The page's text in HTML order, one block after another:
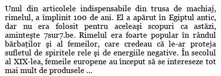
Unul din articolele indispensabile din trusa de machiaj,
rimelul, a împlinit 100 de ani. El a apărut în Egiptul antic,
dar nu era folosit pentru aceleaşi scopuri ca astăzi,
aminteşte 7sur7.be. Rimelul era foarte popular în rândul
bărbaţilor şi al femeilor, care credeau că le-ar proteja
sufletul de spiritele rele şi de energiile negative. În secolul
al XIX-lea, femeile europene au început să se intereseze tot
mai mult de produsele ...